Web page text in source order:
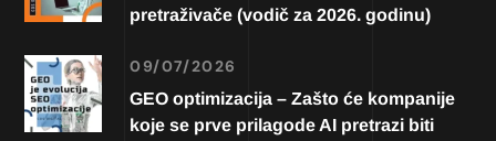
pretraživače (vodič za 2026. godinu)
09/07/2026
GEO optimizacija – Zašto će kompanije
koje se prve prilagode AI pretrazi biti